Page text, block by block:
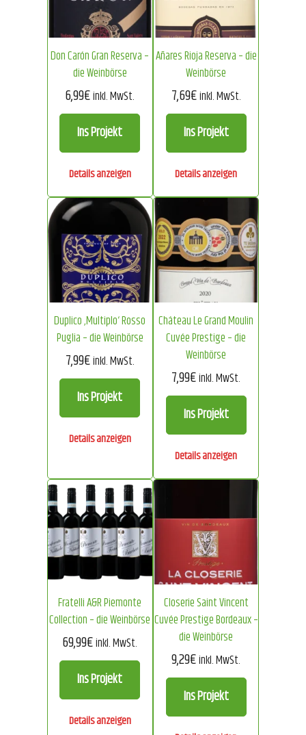
Don Carón Gran Reserva –
die Weinbörse
6,99€inkl. MwSt.
Ins Projekt
Details anzeigen
Añares Rioja Reserva – die
Weinbörse
7,69€inkl. MwSt.
Ins Projekt
Details anzeigen
Duplico ‚Multiplo‘ Rosso
Puglia – die Weinbörse
7,99€inkl. MwSt.
Ins Projekt
Details anzeigen
Château Le Grand Moulin
Cuvée Prestige – die
Weinbörse
7,99€inkl. MwSt.
Ins Projekt
Details anzeigen
Fratelli A&R Piemonte
Collection – die Weinbörse
69,99€inkl. MwSt.
Ins Projekt
Details anzeigen
Closerie Saint Vincent
Cuvée Prestige Bordeaux –
die Weinbörse
9,29€inkl. MwSt.
Ins Projekt